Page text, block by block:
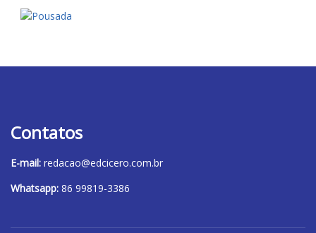
Contatos
E-mail: redacao@edcicero.com.br
Whatsapp: 86 99819-3386